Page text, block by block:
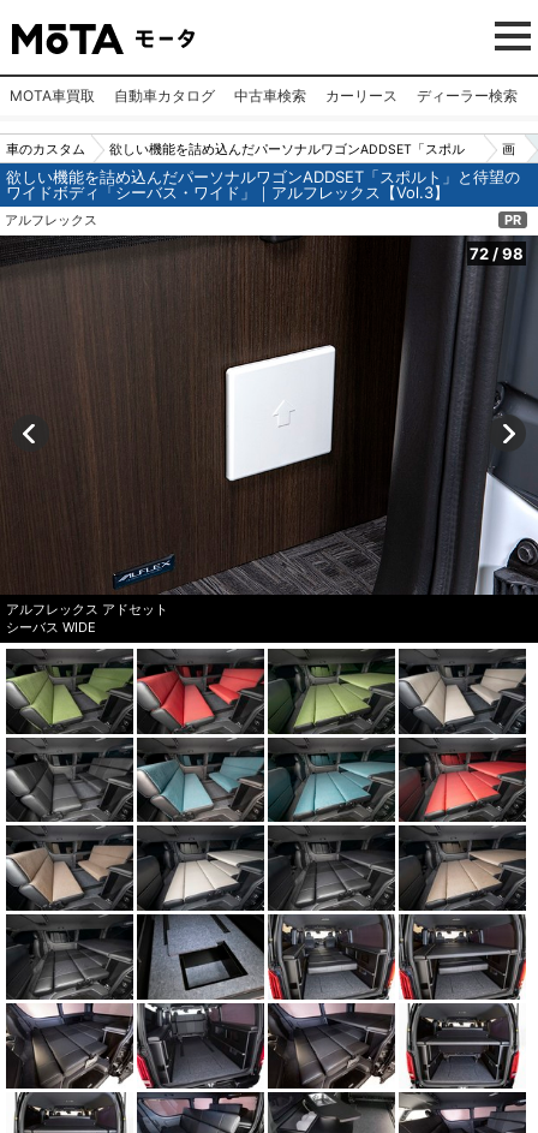
MOTA車買取 自動車カタログ 中古車検索 カーリース ディーラー検索
車のカスタム
パーツ（カー
用品）
欲しい機能を詰め込んだパーソナルワゴンADDSET「スポル
ト」と待望のワイドボディ「シーバス・ワイド」｜アルフレッ
クス【Vol.3】
画
像
N
o.7
2
欲しい機能を詰め込んだパーソナルワゴンADDSET「スポルト」と待望の
ワイドボディ「シーバス・ワイド」｜アルフレックス【Vol.3】
アルフレックス PR
72 /98
アルフレックス アドセット
シーバス WIDE